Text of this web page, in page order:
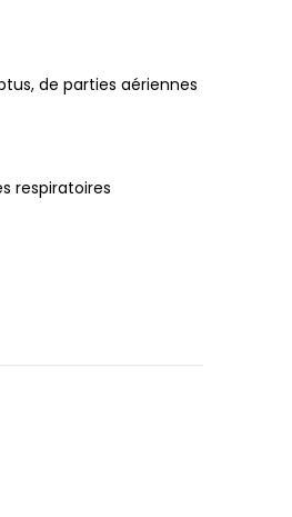
de parties aériennes
respiratoires